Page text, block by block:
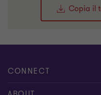
Copia il
CONNECT